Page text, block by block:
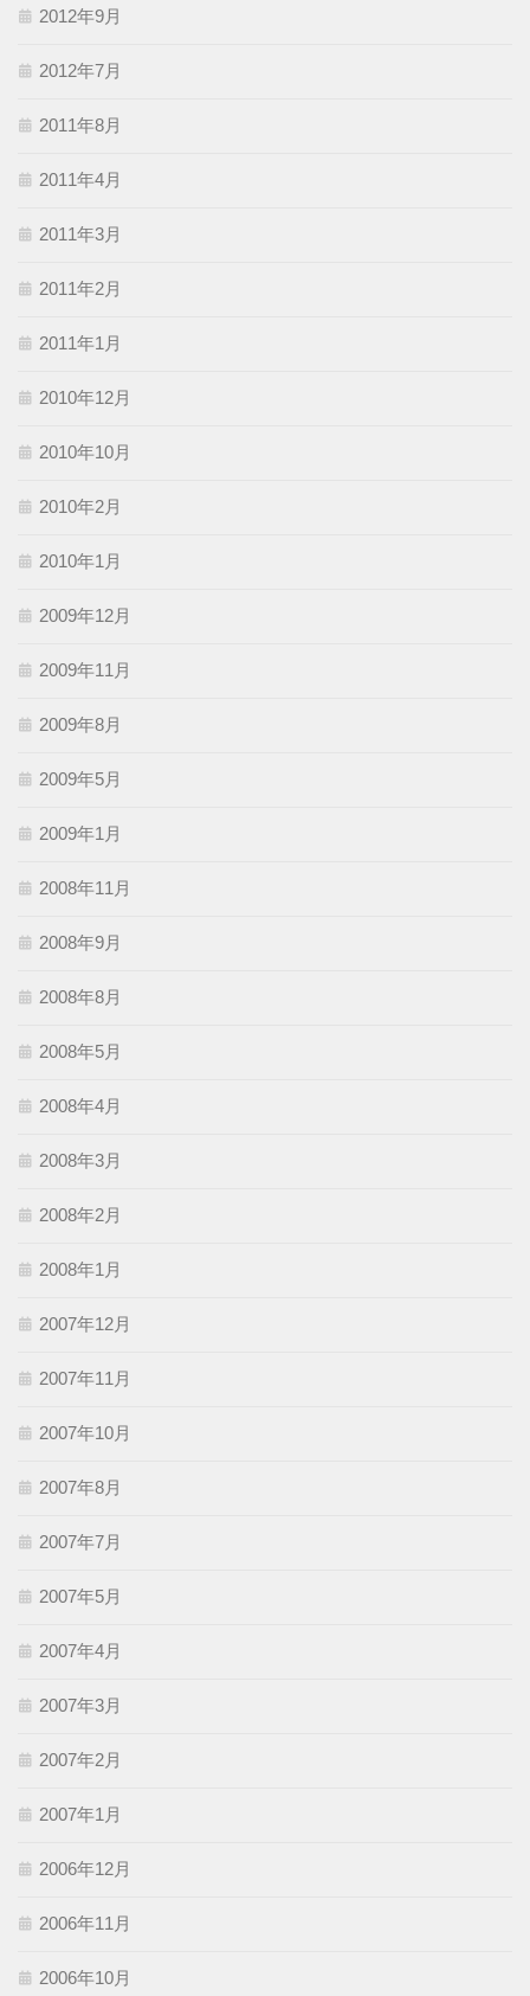
2012年9月
2012年7月
2011年8月
2011年4月
2011年3月
2011年2月
2011年1月
2010年12月
2010年10月
2010年2月
2010年1月
2009年12月
2009年11月
2009年8月
2009年5月
2009年1月
2008年11月
2008年9月
2008年8月
2008年5月
2008年4月
2008年3月
2008年2月
2008年1月
2007年12月
2007年11月
2007年10月
2007年8月
2007年7月
2007年5月
2007年4月
2007年3月
2007年2月
2007年1月
2006年12月
2006年11月
2006年10月